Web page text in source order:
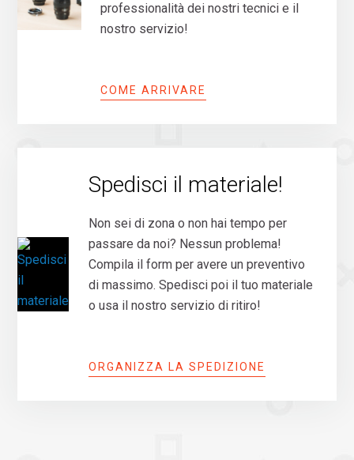
professionalità dei nostri tecnici e il
nostro servizio!
COME ARRIVARE
Spedisci il materiale!
Non sei di zona o non hai tempo per
passare da noi? Nessun problema!
Compila il form per avere un preventivo
di massimo. Spedisci poi il tuo materiale
o usa il nostro servizio di ritiro!
ORGANIZZA LA SPEDIZIONE